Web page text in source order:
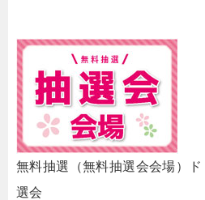
無料抽選（無料抽選会会場）
選会